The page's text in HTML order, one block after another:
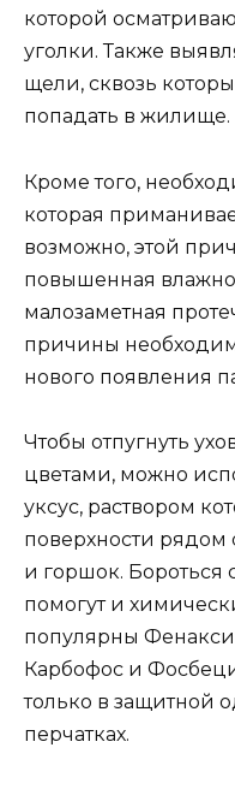
которой
уголки. Также
щели, сквозь
попадать в жилище.
Кроме того,
которая
возможно, этой
повышенная
малозаметная
причины
нового появления
Чтобы отпугнуть
цветами, можно
уксус, раствором
поверхности рядом
и горшок. Бороться
помогут и
популярны
Карбофос и
только в защитной
перчатках.